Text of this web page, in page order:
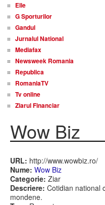
Elle
G Sporturilor
Gandul
Jurnalul National
Mediafax
Newsweek Romania
Republica
RomaniaTV
Tv online
Ziarul Financiar
Wow Biz
URL: http://www.wowbiz.ro/
Nume: Wow Biz
Categorie: Ziar
Descriere: Cotidian national
mondene.